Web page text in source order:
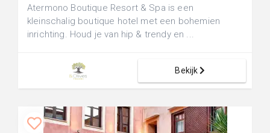
Atermono Boutique Resort & Spa is een
kleinschalig boutique hotel met een bohemien
inrichting. Houd je van hip & trendy en ...
Bekijk